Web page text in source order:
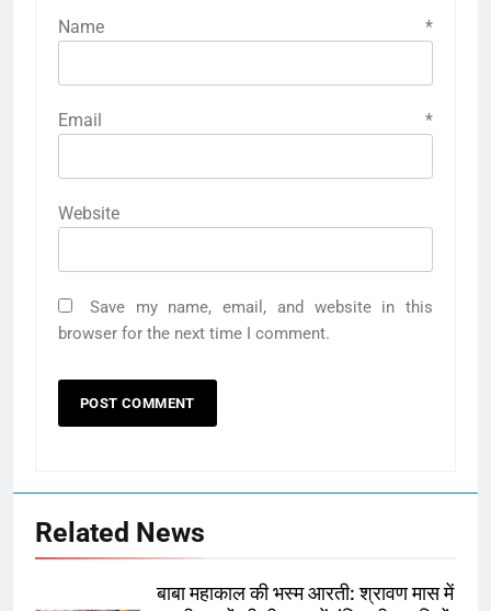
Name *
Email *
Website
Save my name, email, and website in this
browser for the next time I comment.
Related News
बाबा महाकाल की भस्म आरती: श्रावण मास में